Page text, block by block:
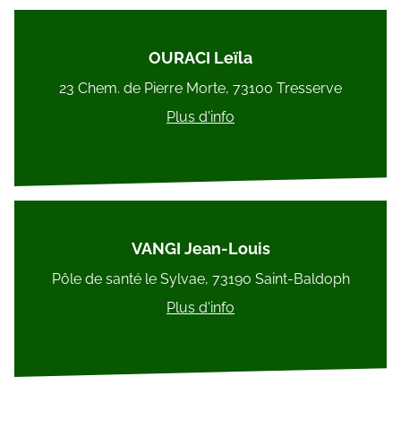
OURACI Leïla
23 Chem. de Pierre Morte, 73100 Tresserve
Plus d'info
VANGI Jean-Louis
Pôle de santé le Sylvae, 73190 Saint-Baldoph
Plus d'info